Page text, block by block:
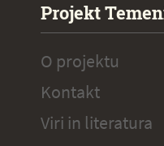
Projekt
O projektu
Kontakt
Viri in literatura